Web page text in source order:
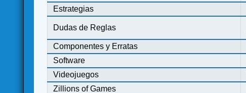
Estrategias
Dudas de Reglas
Componentes y Erratas
Software
Videojuegos
Zillions of Games